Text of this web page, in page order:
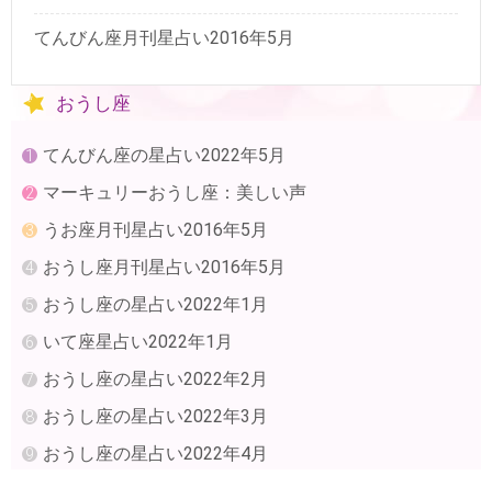
てんびん座月刊星占い2016年5月
おうし座
てんびん座の星占い2022年5月
マーキュリーおうし座：美しい声
うお座月刊星占い2016年5月
おうし座月刊星占い2016年5月
おうし座の星占い2022年1月
いて座星占い2022年1月
おうし座の星占い2022年2月
おうし座の星占い2022年3月
おうし座の星占い2022年4月